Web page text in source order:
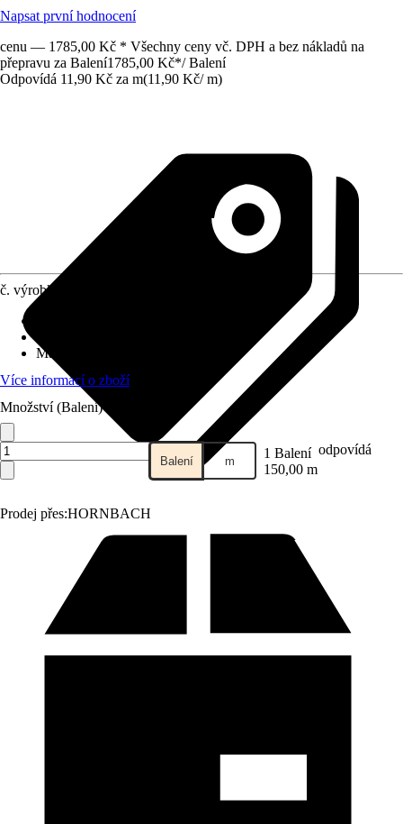
Napsat první hodnocení
cenu — 1785,00 Kč * Všechny ceny vč. DPH a bez nákladů na
přepravu za Balení1785,00 Kč*/ Balení
Odpovídá 11,90 Kč za m(11,90 Kč/ m)
Prodej přes:HORNBACH
č. výrobku
Materiál
Více informací o zboží
Množství (Balení)
Balení m 1 Balení odpovídá
150,00 m